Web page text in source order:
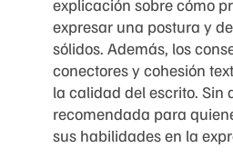
explicación sobre cómo
expresar una postura y
sólidos. Además, los
conectores y cohesión
la calidad del escrito. Sin
recomendada para
sus habilidades en la